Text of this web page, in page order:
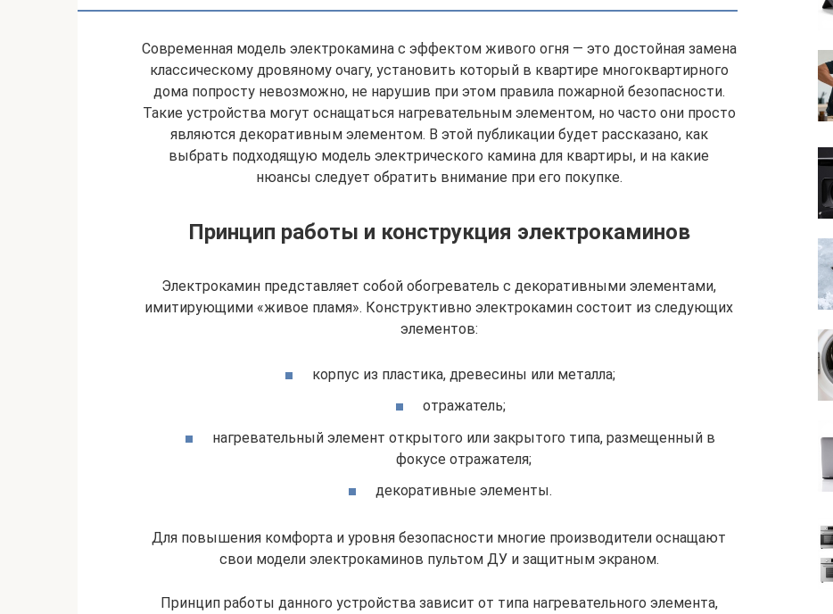
Современная модель электрокамина с эффектом живого огня — это достойная замена
классическому дровяному очагу, установить который в квартире многоквартирного
дома попросту невозможно, не нарушив при этом правила пожарной безопасности.
Такие устройства могут оснащаться нагревательным элементом, но часто они просто
являются декоративным элементом. В этой публикации будет рассказано, как
выбрать подходящую модель электрического камина для квартиры, и на какие
нюансы следует обратить внимание при его покупке.
Принцип работы и конструкция электрокаминов
Электрокамин представляет собой обогреватель с декоративными элементами,
имитирующими «живое пламя». Конструктивно электрокамин состоит из следующих
элементов:
корпус из пластика, древесины или металла;
отражатель;
нагревательный элемент открытого или закрытого типа, размещенный в
фокусе отражателя;
декоративные элементы.
Для повышения комфорта и уровня безопасности многие производители оснащают
свои модели электрокаминов пультом ДУ и защитным экраном.
Принцип работы данного устройства зависит от типа нагревательного элемента,